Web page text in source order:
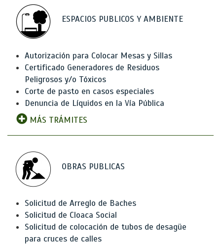
ESPACIOS PUBLICOS Y AMBIENTE
Autorización para Colocar Mesas y Sillas
Certificado Generadores de Residuos
Peligrosos y/o Tóxicos
Corte de pasto en casos especiales
Denuncia de Líquidos en la Vía Pública
MÁS TRÁMITES
OBRAS PUBLICAS
Solicitud de Arreglo de Baches
Solicitud de Cloaca Social
Solicitud de colocación de tubos de desagüe
para cruces de calles